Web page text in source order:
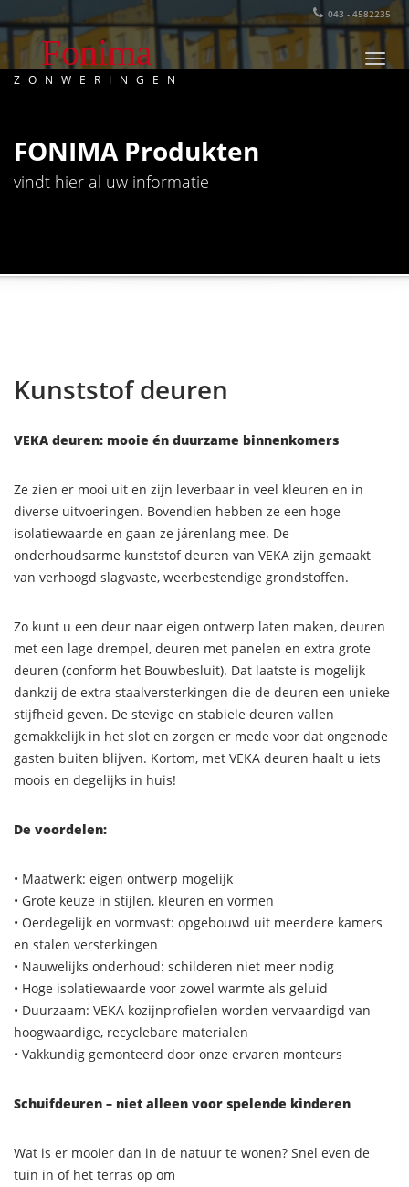
043 - 4582235
Fonima
ZONWERINGEN
FONIMA Produkten
vindt hier al uw informatie
Kunststof deuren
VEKA deuren: mooie én duurzame binnenkomers
Ze zien er mooi uit en zijn leverbaar in veel kleuren en in
diverse uitvoeringen. Bovendien hebben ze een hoge
isolatiewaarde en gaan ze járenlang mee. De
onderhoudsarme kunststof deuren van VEKA zijn gemaakt
van verhoogd slagvaste, weerbestendige grondstoffen.
Zo kunt u een deur naar eigen ontwerp laten maken, deuren
met een lage drempel, deuren met panelen en extra grote
deuren (conform het Bouwbesluit). Dat laatste is mogelijk
dankzij de extra staalversterkingen die de deuren een unieke
stijfheid geven. De stevige en stabiele deuren vallen
gemakkelijk in het slot en zorgen er mede voor dat ongenode
gasten buiten blijven. Kortom, met VEKA deuren haalt u iets
moois en degelijks in huis!
De voordelen:
• Maatwerk: eigen ontwerp mogelijk
• Grote keuze in stijlen, kleuren en vormen
• Oerdegelijk en vormvast: opgebouwd uit meerdere kamers
en stalen versterkingen
• Nauwelijks onderhoud: schilderen niet meer nodig
• Hoge isolatiewaarde voor zowel warmte als geluid
• Duurzaam: VEKA kozijnprofielen worden vervaardigd van
hoogwaardige, recyclebare materialen
• Vakkundig gemonteerd door onze ervaren monteurs
Schuifdeuren – niet alleen voor spelende kinderen
Wat is er mooier dan in de natuur te wonen? Snel even de
tuin in of het terras op om